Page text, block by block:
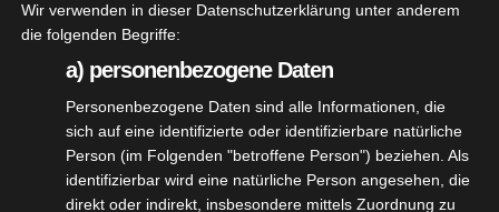
Nikolausschießen 6. Dez. 2025
Königsschießen und Königsfeier 2025
Nachruf Manfred Seiler
Wir verwenden in dieser Datenschutzerklärung unter anderem
die folgenden Begriffe:
a) personenbezogene Daten
Personenbezogene Daten sind alle Informationen, die
sich auf eine identifizierte oder identifizierbare natürliche
Person (im Folgenden "betroffene Person") beziehen. Als
identifizierbar wird eine natürliche Person angesehen, die
direkt oder indirekt, insbesondere mittels Zuordnung zu